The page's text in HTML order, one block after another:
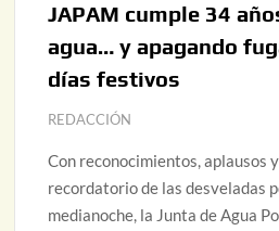
JAPAM cumple 34
agua… y apagando
días festivos
REDACCIÓN
Con reconocimientos, aplausos
recordatorio de las desveladas
medianoche, la Junta de Agua